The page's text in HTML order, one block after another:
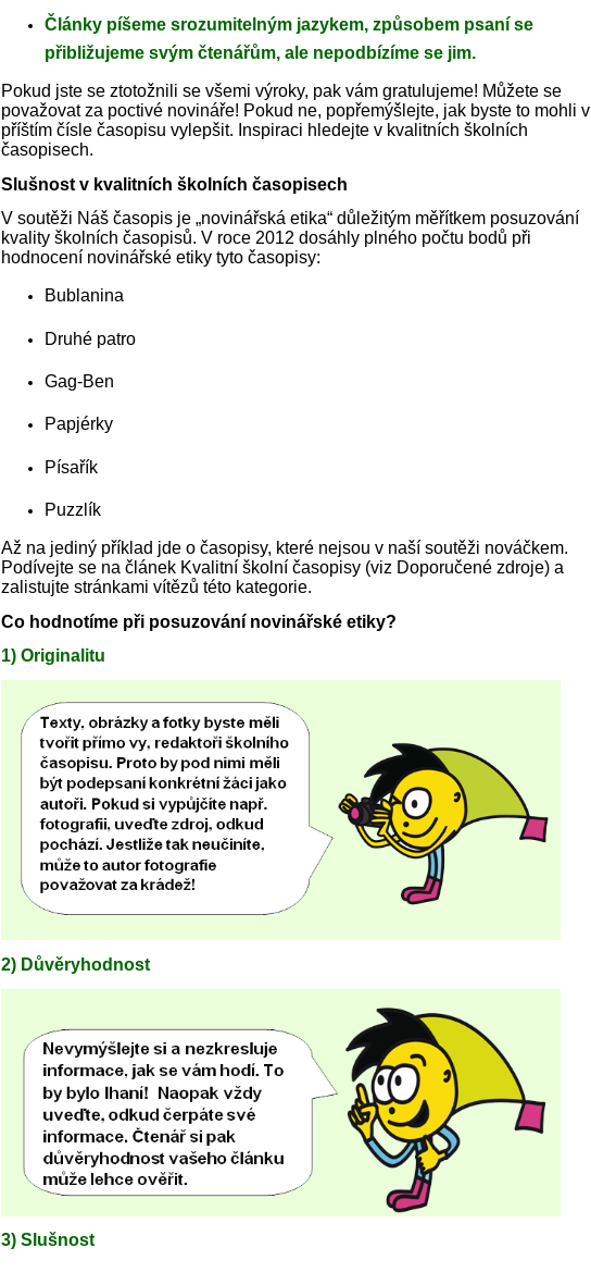
Články píšeme srozumitelným jazykem, způsobem psaní se
přibližujeme svým čtenářům, ale nepodbízíme se jim.
Pokud jste se ztotožnili se všemi výroky, pak vám gratulujeme! Můžete se
považovat za poctivé novináře! Pokud ne, popřemýšlejte, jak byste to mohli v
příštím čísle časopisu vylepšit. Inspiraci hledejte v kvalitních školních
časopisech.
Slušnost v kvalitních školních časopisech
V soutěži Náš časopis je „novinářská etika“ důležitým měřítkem posuzování
kvality školních časopisů. V roce 2012 dosáhly plného počtu bodů při
hodnocení novinářské etiky tyto časopisy:
Bublanina
Druhé patro
Gag-Ben
Papjérky
Písařík
Puzzlík
Až na jediný příklad jde o časopisy, které nejsou v naší soutěži nováčkem.
Podívejte se na článek Kvalitní školní časopisy (viz Doporučené zdroje) a
zalistujte stránkami vítězů této kategorie.
Co hodnotíme při posuzování novinářské etiky?
1) Originalitu
2) Důvěryhodnost
3) Slušnost